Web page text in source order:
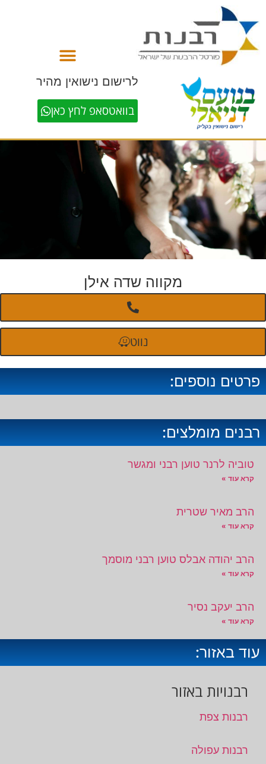
לרישום נישואין מהיר
בוואטסאפ לחץ כאן
מקווה שדה אילן
נווט
פרטים נוספים:
רבנים מומלצים:
טוביה לרנר טוען רבני ומגשר
קרא עוד »
הרב מאיר שטרית
קרא עוד »
הרב יהודה אבלס טוען רבני מוסמך
קרא עוד »
הרב יעקב נסיר
קרא עוד »
עוד באזור:
רבנויות באזור
רבנות צפת
רבנות עפולה